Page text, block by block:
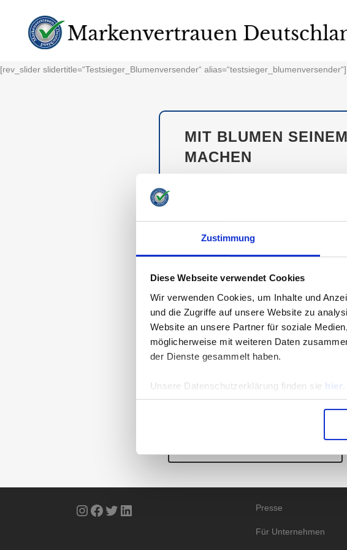
Zustimmung
Diese Webseite verwendet Cookies
Wir verwenden Cookies, um Inhalte und
und die Zugriffe auf unsere Website zu
Website an unsere Partner für soziale
möglicherweise mit weiteren Daten
der Dienste gesammelt haben.
Unsere Datenschutzerklärung finden sie hier
[rev_slider slidertitle=“Testsieger_Blumenversender“ alias=“testsieger_blumenversender“]
MIT BLUMEN
MACHEN
Blumensträuße sind seit jeher eines
vertraut man hier auf eine sichere
liefern.
MARKEN VON
Für die 2.470 Teilnehmer der
Blumenversender standen fünf Marken
den Plätzen zwei bis fünf sind
können Sie der Grafik am Seitenanfang
Instagram
Facebook
Twitter
LinkedIn
DAS
Methodik
Presse
Für Unternehmen